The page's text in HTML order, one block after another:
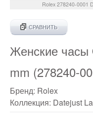
Rolex 278240-0001
СРАВНИТЬ
Женские часы
mm (278240-
Бренд: Rolex
Коллекция: Datejust